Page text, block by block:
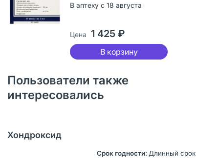
В аптеку с 18 августа
Цена 1 425 ₽
В корзину
Пользователи также
интересовались
Хондроксид
Длинный срок